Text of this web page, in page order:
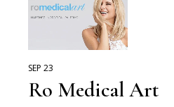
SEP 23
Ro Medical Art